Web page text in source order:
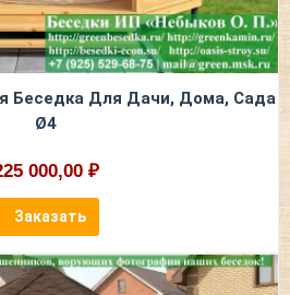
Беседка Для Дачи, Дома, Сада
Ø4
000,00 ₽
Заказать